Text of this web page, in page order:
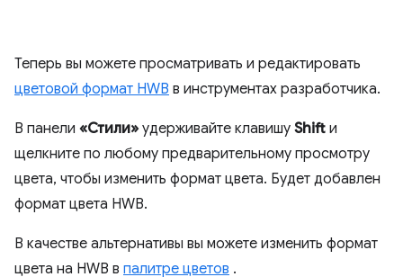
Теперь вы можете просматривать и редактировать
цветовой формат HWB в инструментах разработчика.
В панели «Стили» удерживайте клавишу Shift и
щелкните по любому предварительному просмотру
цвета, чтобы изменить формат цвета. Будет добавлен
формат цвета HWB.
В качестве альтернативы вы можете изменить формат
цвета на HWB в палитре цветов .